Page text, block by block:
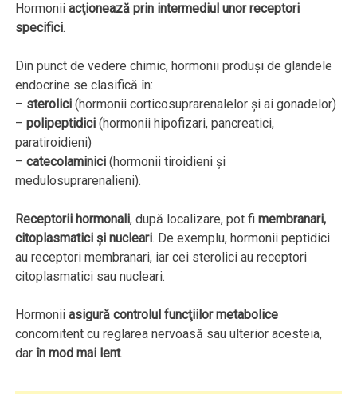
Hormoniiacţionează prin intermediul unor receptori
specifici.
Din punct de vedere chimic, hormonii produşi de glandele
endocrine se clasifică în:
– sterolici (hormonii corticosuprarenalelor şi ai gonadelor)
–polipeptidici (hormonii hipofizari, pancreatici,
paratiroidieni)
–catecolaminici (hormonii tiroidieni şi
medulosuprarenalieni).
Receptorii hormonali, după localizare, pot fimembranari,
citoplasmatici şi nucleari. De exemplu, hormonii peptidici
au receptori membranari, iar cei sterolici au receptori
citoplasmatici sau nucleari.
Hormoniiasigură controlul funcţiilor metabolice
concomitent cu reglarea nervoasă sau ulterior acesteia,
darîn mod mai lent.